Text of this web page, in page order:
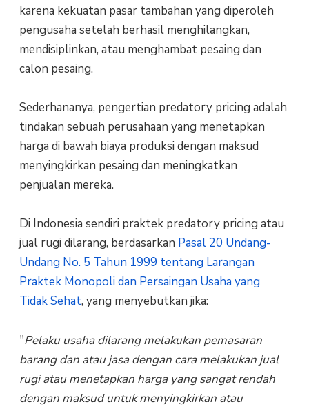
karena kekuatan pasar tambahan yang diperoleh
pengusaha setelah berhasil menghilangkan,
mendisiplinkan, atau menghambat pesaing dan
calon pesaing.
Sederhananya, pengertian predatory pricing adalah
tindakan sebuah perusahaan yang menetapkan
harga di bawah biaya produksi dengan maksud
menyingkirkan pesaing dan meningkatkan
penjualan mereka.
Di Indonesia sendiri praktek predatory pricing atau
jual rugi dilarang, berdasarkan Pasal 20 Undang-
Undang No. 5 Tahun 1999 tentang Larangan
Praktek Monopoli dan Persaingan Usaha yang
Tidak Sehat, yang menyebutkan jika:
"Pelaku usaha dilarang melakukan pemasaran
barang dan atau jasa dengan cara melakukan jual
rugi atau menetapkan harga yang sangat rendah
dengan maksud untuk menyingkirkan atau